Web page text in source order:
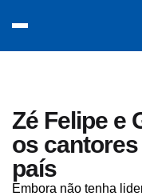
Zé Felipe e
os
país
Embora não tenha
acontece agora
entretenimento
vídeos
pod020